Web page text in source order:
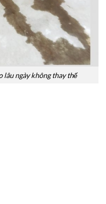
lâu ngày không thay thế